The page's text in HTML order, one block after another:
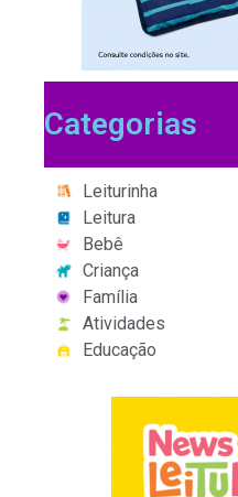
Categorias
Leiturinha
Leitura
Bebê
Criança
Família
Atividades
Educação